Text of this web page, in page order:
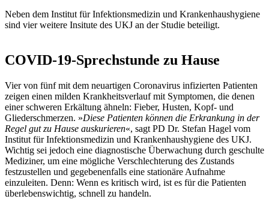
Neben dem Institut für Infektionsmedizin und Krankenhaushygiene
sind vier weitere Insitute des UKJ an der Studie beteiligt.
COVID-19-Sprechstunde zu Hause
Vier von fünf mit dem neuartigen Coronavirus infizierten Patienten
zeigen einen milden Krankheitsverlauf mit Symptomen, die denen
einer schweren Erkältung ähneln: Fieber, Husten, Kopf- und
Gliederschmerzen. »Diese Patienten können die Erkrankung in der
Regel gut zu Hause auskurieren«, sagt PD Dr. Stefan Hagel vom
Institut für Infektionsmedizin und Krankenhaushygiene des UKJ.
Wichtig sei jedoch eine diagnostische Überwachung durch geschulte
Mediziner, um eine mögliche Verschlechterung des Zustands
festzustellen und gegebenenfalls eine stationäre Aufnahme
einzuleiten. Denn: Wenn es kritisch wird, ist es für die Patienten
überlebenswichtig, schnell zu handeln.